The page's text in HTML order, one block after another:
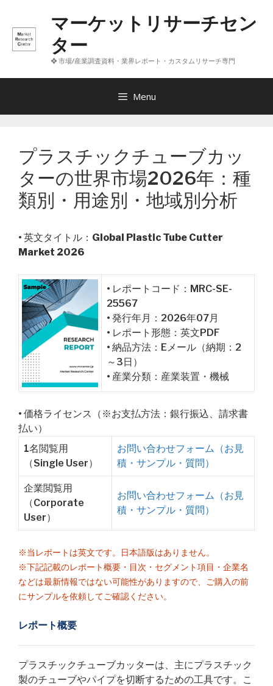
へ
マーケットリサーチセン
ター
❖ 市場/産業調査資料・業界レポート・カスタムリサーチ専門
Menu
プラスチックチューブカッ
ターの世界市場2026年：種
類別・用途別・地域別分析
• 英文タイトル： Global Plastic Tube Cutter
Market 2026
• レポートコード：MRC-SE-
25567
• 発行年月：2026年07月
• レポート形態：英文PDF
• 納品方法：Eメール（納期：2
～3日）
• 産業分類：産業装置・機械
• 価格ライセンス（※お支払方法：銀行振込、請求書
払い）
1名閲覧用
（Single User）
お問い合わせフォーム（お見
積・サンプル・質問）
企業閲覧用
（Corporate
User）
お問い合わせフォーム（お見
積・サンプル・質問）
※当レポートは英文です。日本語版はありません。
※下記記載のレポート概要・目次・セグメント項目・企業名
などは最新情報ではない可能性がありますので、ご購入の前
にサンプルを依頼してご確認ください。
レポート概要
プラスチックチューブカッターは、主にプラスチック
製のチューブやパイプを切断するための工具です。こ